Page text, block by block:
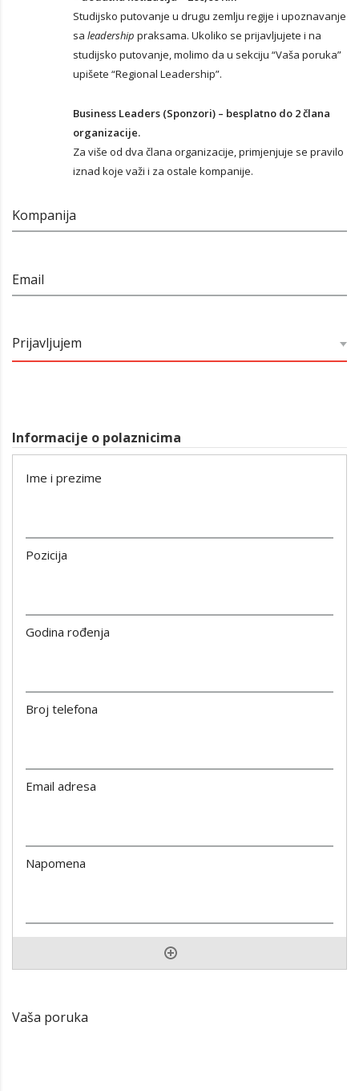
Studijsko putovanje u drugu zemlju regije i upoznavanje
sa leadership praksama. Ukoliko se prijavljujete i na
studijsko putovanje, molimo da u sekciju “Vaša poruka”
upišete “Regional Leadership”.
Business Leaders (Sponzori) – besplatno do 2 člana
organizacije.
Za više od dva člana organizacije, primjenjuje se pravilo
iznad koje važi i za ostale kompanije.
Kompanija
Email
Prijavljujem
Informacije o polaznicima
Vaša poruka